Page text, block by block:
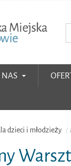
NAS
dzieci i młodzieży